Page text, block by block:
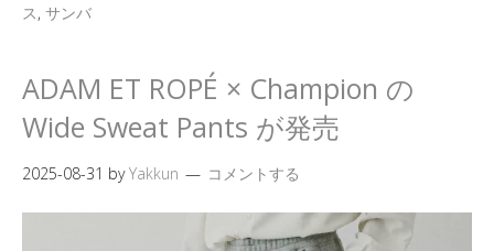
ス, サンバ
ADAM ET ROPÉ × Champion の
Wide Sweat Pants が発売
2025-08-31 byYakkun コメントする